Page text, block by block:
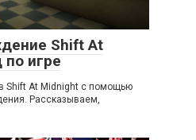
Shift At
игре
Shift At Midnight с помощью
Рассказываем,